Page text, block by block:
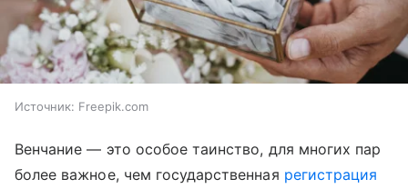
Источник: Freepik.com
Венчание — это особое таинство, для многих пар
более важное, чем государственная регистрация